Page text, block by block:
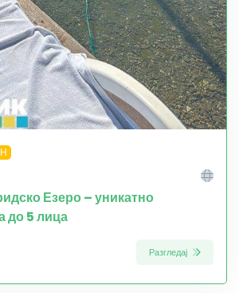
Езеро – уникатно
до 5 лица
Разгледај